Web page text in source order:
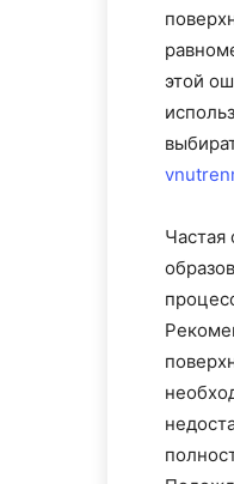
этой
Частая